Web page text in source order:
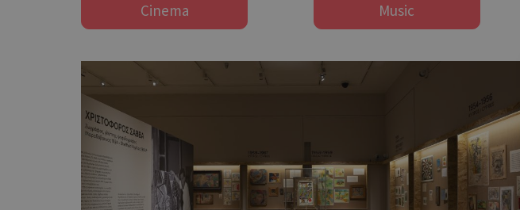
Cinema Music